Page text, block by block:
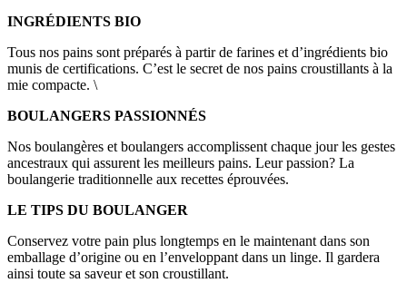
INGRÉDIENTS BIO
Tous nos pains sont préparés à partir de farines et d’ingrédients bio
munis de certifications. C’est le secret de nos pains croustillants à la
mie compacte. \
BOULANGERS PASSIONNÉS
Nos boulangères et boulangers accomplissent chaque jour les gestes
ancestraux qui assurent les meilleurs pains. Leur passion? La
boulangerie traditionnelle aux recettes éprouvées.
LE TIPS DU BOULANGER
Conservez votre pain plus longtemps en le maintenant dans son
emballage d’origine ou en l’enveloppant dans un linge. Il gardera
ainsi toute sa saveur et son croustillant.